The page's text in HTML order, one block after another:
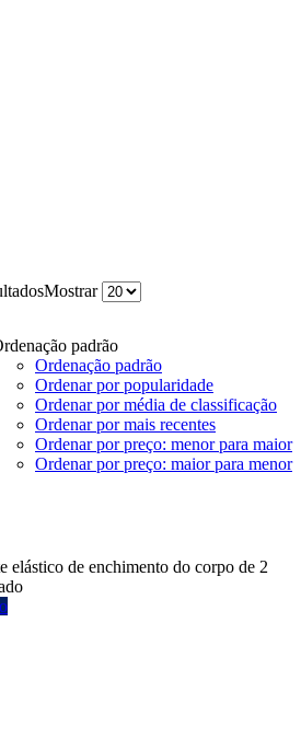
padrão
Ordenação padrão
Ordenar por popularidade
Ordenar por média de classificação
Ordenar por mais recentes
Ordenar por preço: menor para maior
Ordenar por preço: maior para menor
Mostrar
elástico de enchimento do corpo de 2